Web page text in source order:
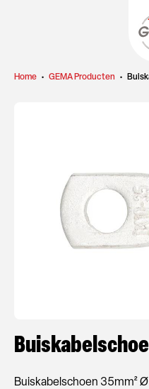
Home • GEMA Producten •
Buiskabelschoen 35mm²